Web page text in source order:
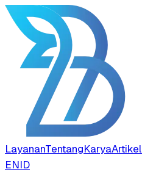
LayananTentangKaryaArtikel
ENID